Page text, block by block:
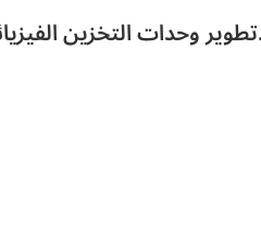
لمراكز المحفوظات والوثائق.